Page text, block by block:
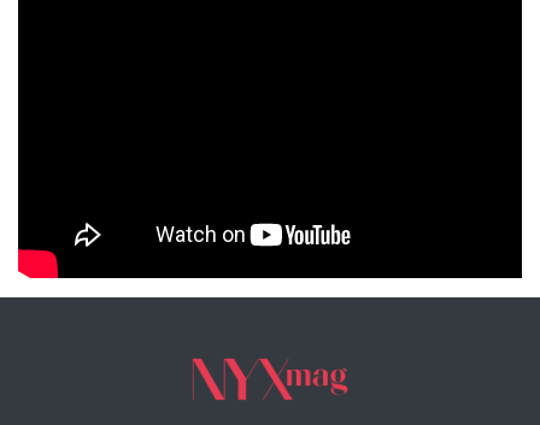
NYXmag 2. Yaş Kutlama Etkinliği